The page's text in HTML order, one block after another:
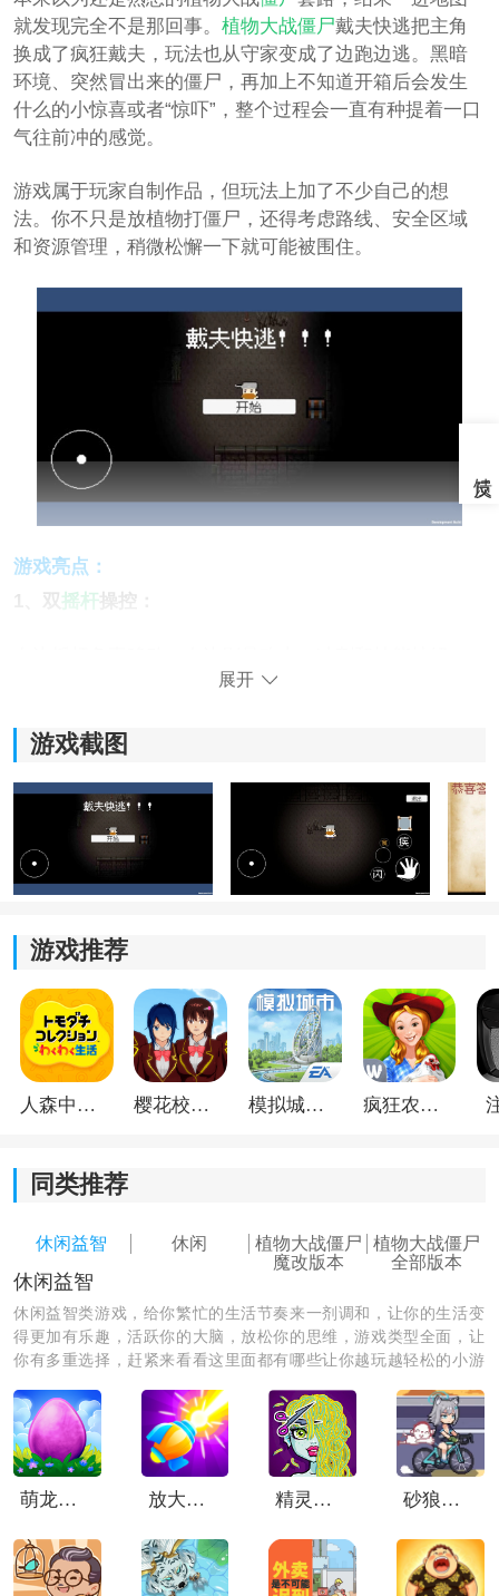
就发现完全不是那回事。 植物大战僵尸戴夫快逃把主角
换成了疯狂戴夫，玩法也从守家变成了边跑边逃。黑暗
环境、突然冒出来的僵尸，再加上不知道开箱后会发生
什么的小惊喜或者“惊吓”，整个过程会一直有种提着一口
气往前冲的感觉。
游戏属于玩家自制作品，但玩法上加了不少自己的想
法。你不只是放植物打僵尸，还得考虑路线、安全区域
和资源管理，稍微松懈一下就可能被围住。
游戏亮点：
1、双摇杆操控：
操作不复杂，稍微跑两圈基本就能找到手感。
2、环境与资源管理：
地图里大部分区域都比较昏暗，光源位置会安全很多。
探索时还得顺手收集植物资源，不然碰上僵尸群时容易
顶不住。
答题宝箱算是挺有意思的设定，答对能拿到不错的补给
或者植物，答错也可能直接吃亏，开不开箱有时候还真
得犹豫一下。
游戏特色：
特色一、成长系统：
随着关卡推进，会慢慢解锁新植物和技能。前面打法可
能比较保守，后面植物种类变多后，搭配空间会明显大
不少。
不同地图的布局和僵尸组合都不一样，有的偏逃跑生
展开
游戏截图
游戏推荐
人森中文版 樱花校园模拟器1.048.00中文版 模拟城市我是巿长联机版 疯狂农场3美国派19
同类推荐
休闲益智 休闲
植物大战僵尸
魔改版本
植物大战僵尸
全部版本
休闲益智
休闲益智类游戏，给你繁忙的生活节奏来一剂调和，让你的生活变
得更加有乐趣，活跃你的大脑，放松你的思维，游戏类型全面，让
你有多重选择，赶紧来看看这里面都有哪些让你越玩越轻松的小游
萌龙进化论中文版 放大缩小枪 精灵高中美容院 砂狼白子的骑行